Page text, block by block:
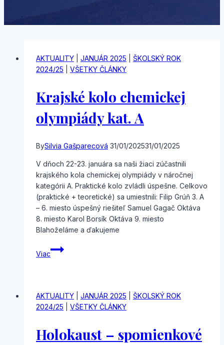
AKTUALITY JANUÁR 2025
ŠKOLSKÝ ROK
2024/25
VŠETKY ČLÁNKY
Krajské kolo chemickej
olympiády kat. A
BySilvia Gašparecová 31/01/202531/01/2025
V dňoch 22-23. januára sa naši žiaci zúčastnili
krajského kola chemickej olympiády v náročnej
kategórii A. Praktické kolo zvládli úspešne. Celkovo
(praktické + teoretické) sa umiestnili: Filip Grúň 3. A
– 6. miesto úspešný riešiteľ Samuel Gagač Oktáva
8. miesto Karol Borsík Oktáva 9. miesto
Blahoželáme a ďakujeme
Viac
Krajské
kolo
kat.
A
AKTUALITY JANUÁR 2025
ŠKOLSKÝ ROK
2024/25
VŠETKY ČLÁNKY
Holokaust – spomienkové